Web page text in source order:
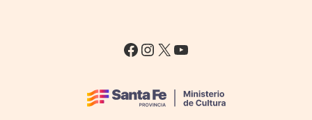
Facebook
Instagram
X YouTube